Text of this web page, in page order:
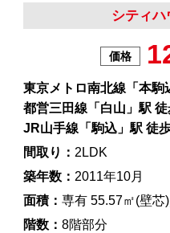
シティ
価格
東京メトロ南北線「本駒
都営三田線「白山」駅
JR山手線「駒込」駅 徒
間取り： 2LDK
築年数： 2011年10月
面積： 専有 55.57㎡(壁芯
階数： 8階部分